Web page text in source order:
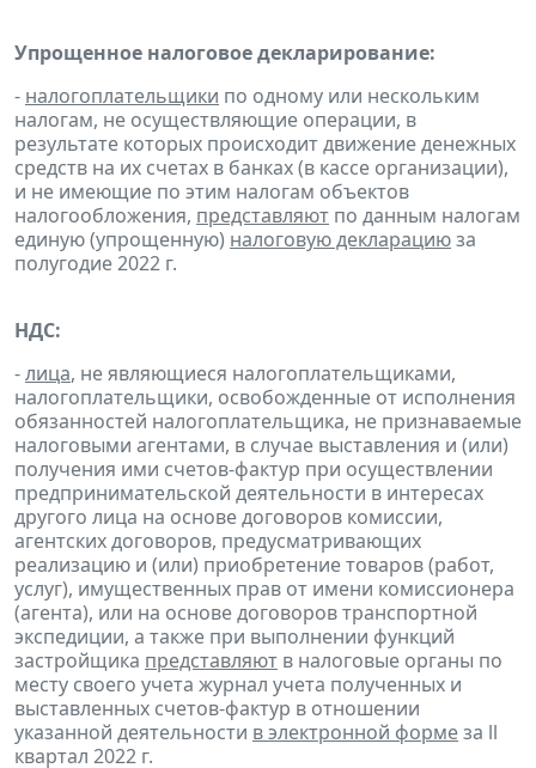
Упрощенное налоговое декларирование:
- налогоплательщики по одному или нескольким
налогам, не осуществляющие операции, в
результате которых происходит движение денежных
средств на их счетах в банках (в кассе организации),
и не имеющие по этим налогам объектов
налогообложения, представляют по данным налогам
единую (упрощенную) налоговую декларациюза
полугодие 2022 г.
НДС:
-лица, не являющиеся налогоплательщиками,
налогоплательщики, освобожденные от исполнения
обязанностей налогоплательщика, не признаваемые
налоговыми агентами, в случае выставления и (или)
получения ими счетов-фактур при осуществлении
предпринимательской деятельности в интересах
другого лица на основе договоров комиссии,
агентских договоров, предусматривающих
реализацию и (или) приобретение товаров (работ,
услуг), имущественных прав от имени комиссионера
(агента), или на основе договоров транспортной
экспедиции, а также при выполнении функций
застройщика представляют в налоговые органы по
месту своего учета журнал учета полученных и
выставленных счетов-фактур в отношении
указанной деятельности в электронной формеза ll
квартал 2022 г.